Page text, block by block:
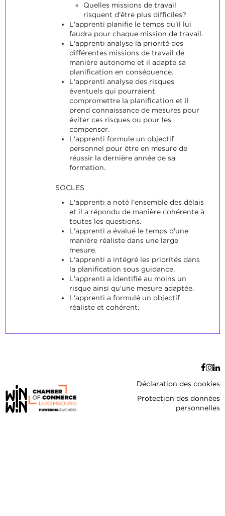
Quelles missions de travail
risquent d'être plus difficiles?
L'apprenti planifie le temps qu'il lui
faudra pour chaque mission de travail.
L'apprenti analyse la priorité des
différentes missions de travail de
manière autonome et il adapte sa
planification en conséquence.
L'apprenti analyse des risques
éventuels qui pourraient
compromettre la planification et il
prend connaissance de mesures pour
éviter ces risques ou pour les
compenser.
L'apprenti formule un objectif
personnel pour être en mesure de
réussir la dernière année de sa
formation.
SOCLES
L'apprenti a noté l'ensemble des délais
et il a répondu de manière cohérente à
toutes les questions.
L'apprenti a évalué le temps d'une
manière réaliste dans une large
mesure.
L'apprenti a intégré les priorités dans
la planification sous guidance.
L'apprenti a identifié au moins un
risque ainsi qu'une mesure adaptée.
L'apprenti a formulé un objectif
réaliste et cohérent.
Déclaration des cookies
Protection des données
personnelles